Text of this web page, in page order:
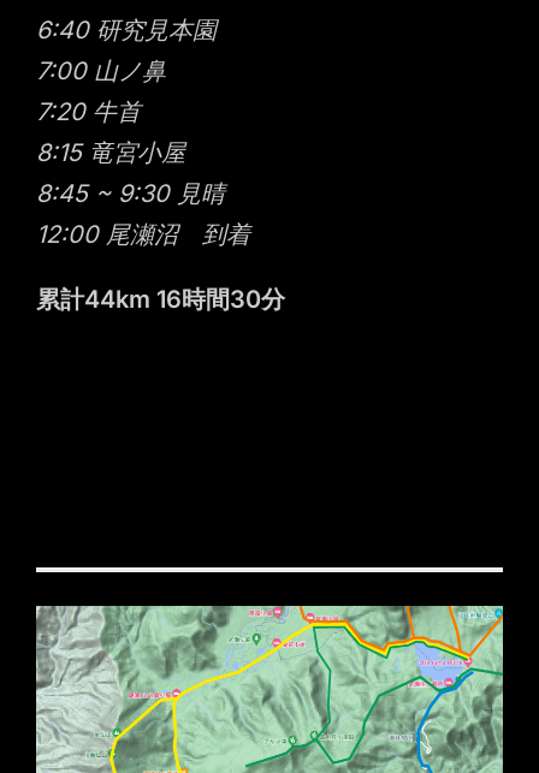
6:40 研究見本園
7:00 山ノ鼻
7:20 牛首
8:15 竜宮小屋
8:45 ~ 9:30 見晴
12:00 尾瀬沼 到着
累計44km 16時間30分